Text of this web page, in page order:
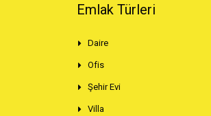
Emlak Türleri
Daire
Ofis
Şehir Evi
Villa